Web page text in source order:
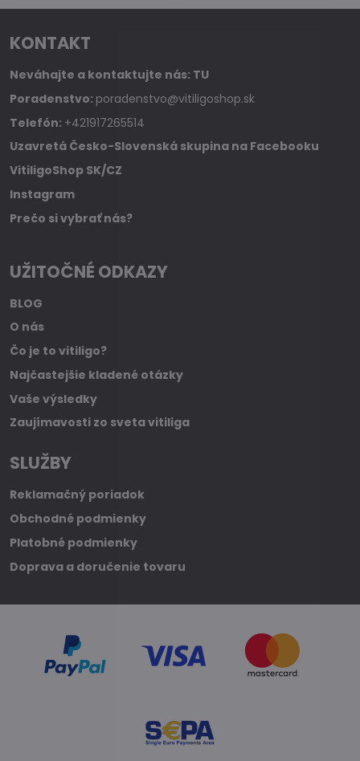
KONTAKT
Neváhajte a kontaktujte nás: TU
Poradenstvo: poradenstvo@vitiligoshop.sk
Telefón: +421917265514
Uzavretá Česko-Slovenská skupina na Facebooku
VitiligoShop SK/CZ
Instagram
Prečo si vybrať nás?
UŽITOČNÉ ODKAZY
BLOG
O nás
Čo je to vitiligo?
Najčastejšie kladené otázky
Vaše výsledky
Zaujímavosti zo sveta vitiliga
SLUŽBY
Reklamačný poriadok
Obchodné podmienky
Platobné podmienky
Doprava a doručenie tovaru